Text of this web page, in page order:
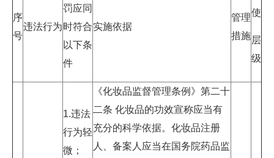
序
号
违法行为
罚应同
时符合
以下条
件
实施依据
管理
措施
使
层
级
1.违法
行为轻
微；
《化妆品监督管理条例》第二十
二条 化妆品的功效宣称应当有
充分的科学依据。化妆品注册
人、备案人应当在国务院药品监